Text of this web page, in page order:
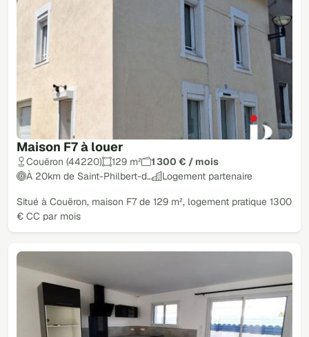
Maison F7 à louer
Couëron (44220) 129 m²
1 300 € / mois
À 20km de Saint-Philbert-d…
Logement partenaire
Situé à Couëron, maison F7 de 129 m², logement pratique 1300
€ CC par mois